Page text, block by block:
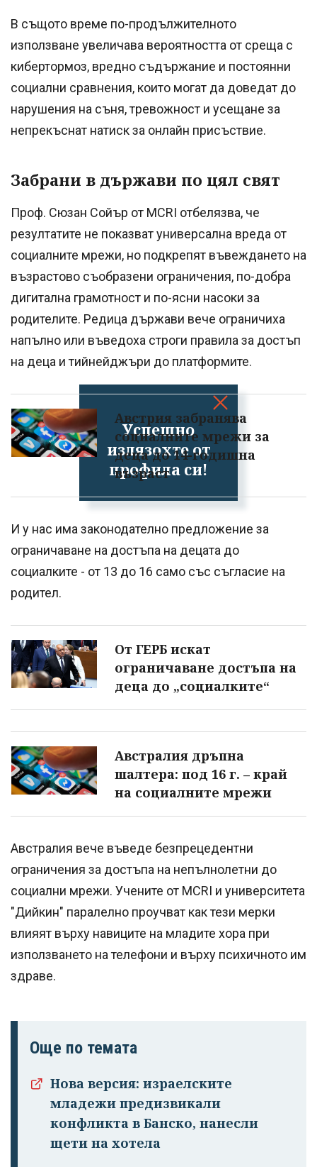
Успешно
излязохте от
профила си!
В същото време по-продължителното
използване увеличава вероятността от среща с
кибертормоз, вредно съдържание и постоянни
социални сравнения, които могат да доведат до
нарушения на съня, тревожност и усещане за
непрекъснат натиск за онлайн присъствие.
Забрани в държави по цял свят
Проф. Сюзан Сойър от MCRI отбелязва, че
резултатите не показват универсална вреда от
социалните мрежи, но подкрепят въвеждането на
възрастово съобразени ограничения, по-добра
дигитална грамотност и по-ясни насоки за
родителите. Редица държави вече ограничиха
напълно или въведоха строги правила за достъп
на деца и тийнейджъри до платформите.
Австрия забранява
социалните мрежи за
деца до 14-годишна
възраст
И у нас има законодателно предложение за
ограничаване на достъпа на децата до
социалките - от 13 до 16 само със съгласие на
родител.
От ГЕРБ искат
ограничаване достъпа на
деца до „социалките“
Австралия дръпна
шалтера: под 16 г. – край
на социалните мрежи
Австралия вече въведе безпрецедентни
ограничения за достъпа на непълнолетни до
социални мрежи. Учените от MCRI и университета
"Дийкин" паралелно проучват как тези мерки
влияят върху навиците на младите хора при
използването на телефони и върху психичното им
здраве.
Още по темата
Нова версия: израелските
младежи предизвикали
конфликта в Банско, нанесли
щети на хотела